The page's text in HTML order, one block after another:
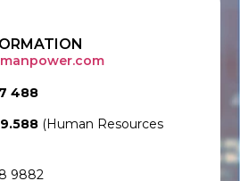
488
(Human Resources
9882